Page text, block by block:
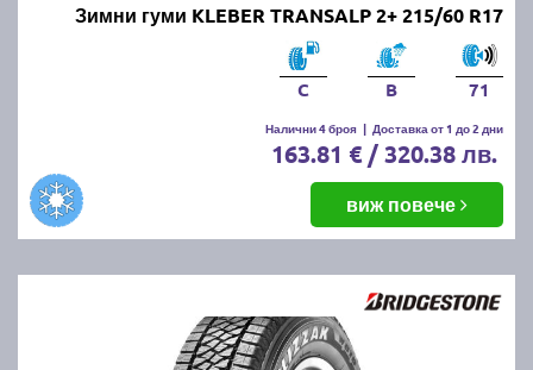
Зимни гуми KLEBER TRANSALP 2+ 215/60 R17
C B 71
Налични 4 броя | Доставка от 1 до 2 дни
163.81 € / 320.38 лв.
виж повече